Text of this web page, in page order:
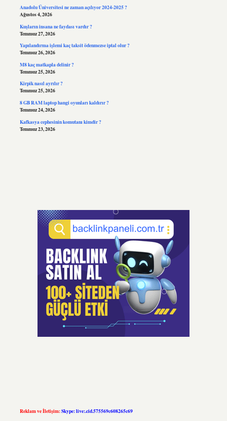
Anadolu Üniversitesi ne zaman açılıyor 2024-2025 ?
Ağustos 4, 2026
Kuşların insana ne faydası vardır ?
Temmuz 27, 2026
Yapılandırma işlemi kaç taksit ödenmezse iptal olur ?
Temmuz 26, 2026
M8 kaç matkapla delinir ?
Temmuz 25, 2026
Kirpik nasıl ayrılır ?
Temmuz 25, 2026
8 GB RAM laptop hangi oyunları kaldırır ?
Temmuz 24, 2026
Kafkasya cephesinin komutanı kimdir ?
Temmuz 23, 2026
Reklam ve İletişim:Skype: live:.cid.575569c608265c69